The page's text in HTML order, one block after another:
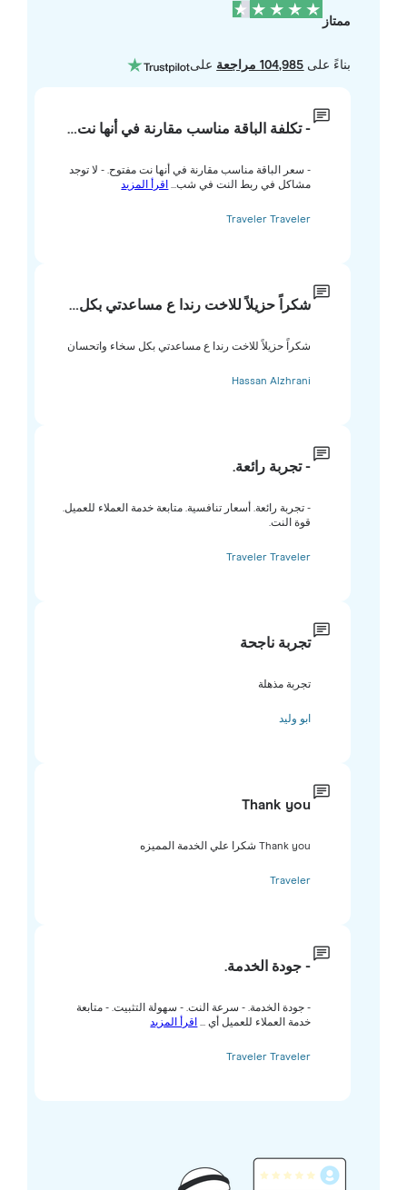
بناءً على104,985 مراجعة على
- تكلفة الباقة مناسب مقارنة في أنها نت…
- سعر الباقة مناسب مقارنة في أنها نت مفتوح. - لا توجد
مشاكل في ربط النت في شب...اقرأ المزيد
Traveler Traveler
شكراً حزيلاً للاخت رندا ع مساعدتي بكل…
شكراً حزيلاً للاخت رندا ع مساعدتي بكل سخاء واتحسان
Hassan Alzhrani
- تجربة رائعة.
- تجربة رائعة. أسعار تنافسية. متابعة خدمة العملاء للعميل.
قوة النت.
Traveler Traveler
تجربة ناجحة
تجربة مذهلة
Thank you
Thank you شكرا علي الخدمة المميزه
Traveler
- جودة الخدمة.
- جودة الخدمة. - سرعة النت. - سهولة التثبيت. - متابعة
خدمة العملاء للعميل أي ...اقرأ المزيد
Traveler Traveler